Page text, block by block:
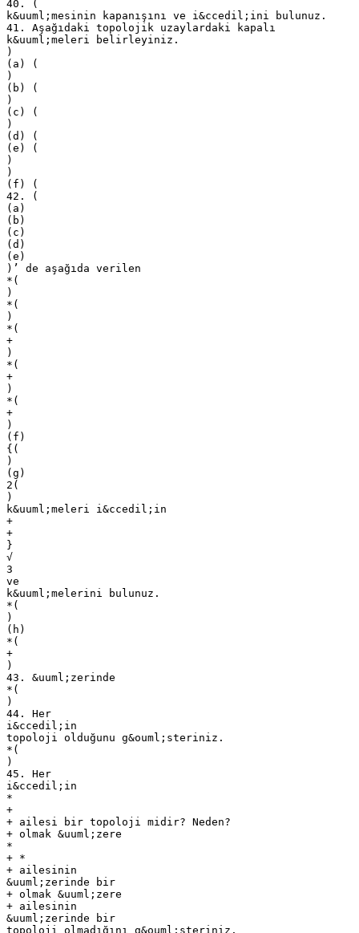
40. (
k&uuml;mesinin kapanışını ve i&ccedil;ini bulunuz.
41. Aşağıdaki topolojik uzaylardaki kapalı
k&uuml;meleri belirleyiniz.
)
(a) (
)
(b) (
)
(c) (
)
(d) (
(e) (
)
)
(f) (
42. (
(a)
(b)
(c)
(d)
(e)
)’ de aşağıda verilen
*(
)
*(
)
*(
+
)
*(
+
)
*(
+
)
(f)
{(
)
(g)
2(
)
k&uuml;meleri i&ccedil;in
+
+
}
√
3
ve
k&uuml;melerini bulunuz.
*(
)
(h)
*(
+
)
43. &uuml;zerinde
*(
)
44. Her
i&ccedil;in
topoloji olduğunu g&ouml;steriniz.
*(
)
45. Her
i&ccedil;in
*
+
+ ailesi bir topoloji midir? Neden?
+ olmak &uuml;zere
*
+ *
+ ailesinin
&uuml;zerinde bir
+ olmak &uuml;zere
+ ailesinin
&uuml;zerinde bir
topoloji olmadığını g&ouml;steriniz.